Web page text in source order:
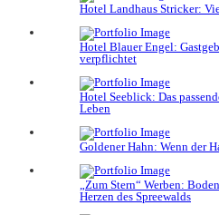
Hotel Landhaus Stricker:
Hotel Blauer Engel:
verpflichtet
Hotel Seeblick: Das
Leben
Goldener Hahn: Wenn der
„Zum Stern“ Werben:
Herzen des Spreewalds